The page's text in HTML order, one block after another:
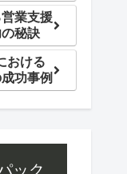
業支援
秘訣
おける
功事例
ック